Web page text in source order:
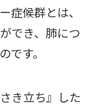
症候群とは、
でき、肺につ
です。
き立ち』した